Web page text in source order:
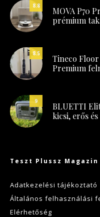
8.8
MOVA P70
prémium
8.5
Tineco
Premium
9
BLUETTI
kicsi, erős
Teszt Plussz Magazin
Adatkezelési tájékoztató
Általános felhasználási
Elérhetőség